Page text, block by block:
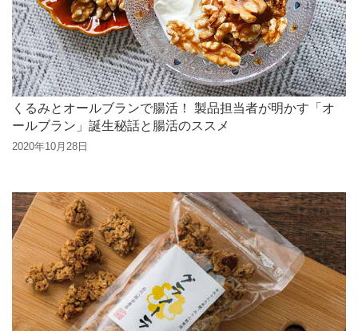
くるみとオールブランで腸活！ 製品担当者が明かす「オ
ールブラン」誕生秘話と腸活のススメ
2020年10月28日